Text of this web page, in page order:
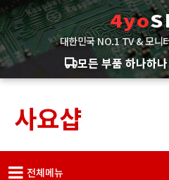
4yo
대한민국 NO.1 TV & 모니
모든 부품 하나하
사요샵
전체메뉴